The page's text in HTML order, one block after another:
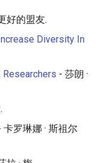
好的盟友.
Diversity In
Researchers - 莎朗 ·
卡罗琳娜 · 斯祖尔